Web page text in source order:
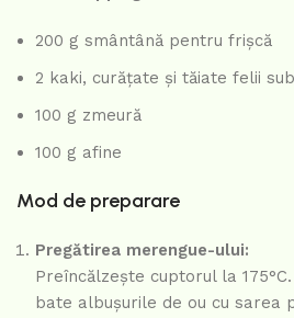
200 g smântână pentru frișcă
2 kaki, curățate și tăiate felii
100 g zmeură
100 g afine
Mod de preparare
Pregătirea merengue-ului:
Preîncălzește cuptorul la
bate albușurile de ou cu sarea